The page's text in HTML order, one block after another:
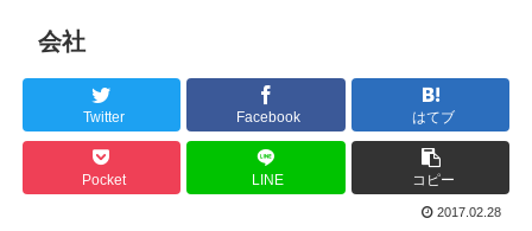
会社
Twitter Facebook はてブ
Pocket LINE コピー
2017.02.28